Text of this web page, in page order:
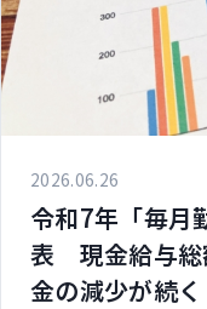
2026.06.26
令和7年「毎月
表 現金給与総
金の減少が続く